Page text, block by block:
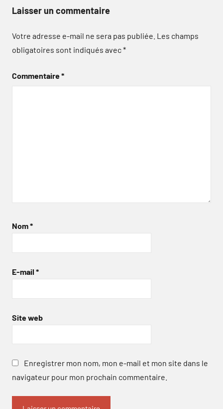
Laisser un commentaire
Votre adresse e-mail ne sera pas publiée. Les champs
obligatoires sont indiqués avec*
Commentaire*
Nom*
E-mail *
Site web
Enregistrer mon nom, mon e-mail et mon site dans le
navigateur pour mon prochain commentaire.